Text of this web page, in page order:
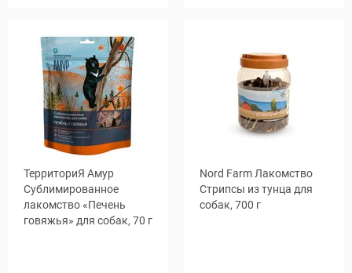
ТерриториЯ Амур
Сублимированное
лакомство «Печень
говяжья» для собак, 70 г
Nord Farm Лакомство
Стрипсы из тунца для
собак, 700 г